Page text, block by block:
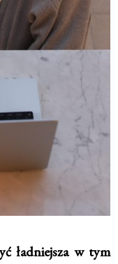
ładniejsza w tym